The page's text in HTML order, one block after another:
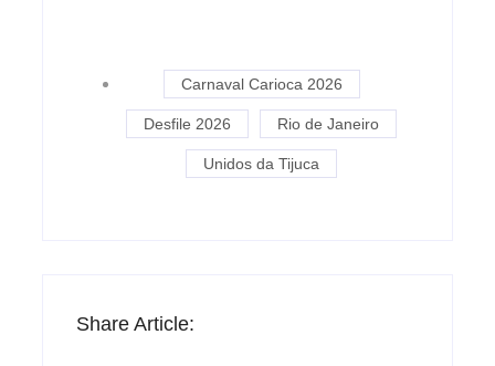
Carnaval Carioca 2026
Desfile 2026 Rio de Janeiro
Unidos da Tijuca
Share Article: